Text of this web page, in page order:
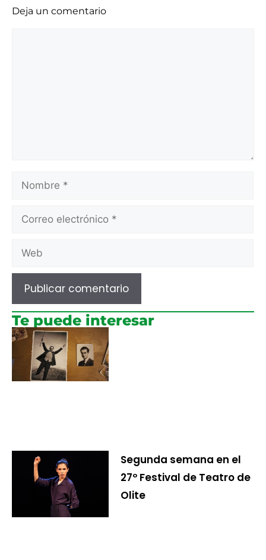
Deja un comentario
Te puede interesar
Segunda semana en el
27º Festival de Teatro de
Olite